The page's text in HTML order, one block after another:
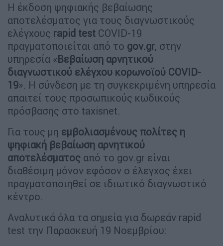
Η έκδοση ψηφιακής βεβαίωσης
αποτελέσματος για τους διαγνωστικούς
ελέγχους rapid test COVID-19
πραγματοποιείται από το gov.gr, στην
υπηρεσία «Βεβαίωση αρνητικού
διαγνωστικού ελέγχου κορωνοϊού COVID-
19». Η σύνδεση με τη συγκεκριμένη υπηρεσία
απαιτεί τους προσωπικούς κωδικούς
πρόσβασης στο taxisnet.
Για τους μη εμβολιασμένους πολίτες η
ψηφιακή βεβαίωση αρνητικού
αποτελέσματος από το gov.gr είναι
διαθέσιμη μόνον εφόσον ο έλεγχος έχει
πραγματοποιηθεί σε ιδιωτικό διαγνωστικό
κέντρο.
Αναλυτικά όλα τα σημεία για δωρεάν rapid
test την Παρασκευή 19 Νοεμβρίου: